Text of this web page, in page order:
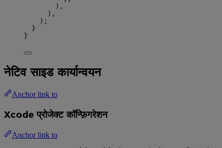
),
),
);
}
}
नेटिव साइड कार्यान्वयन
Anchor link to
Xcode प्रोजेक्ट कॉन्फ़िगरेशन
Anchor link to